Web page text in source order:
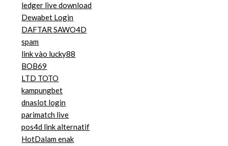
ledger live download
Dewabet Login
DAFTAR SAWO4D
spam
link vào lucky88
BOB69
LTD TOTO
kampungbet
dnaslot login
parimatch live
pos4d link alternatif
HotDalam enak